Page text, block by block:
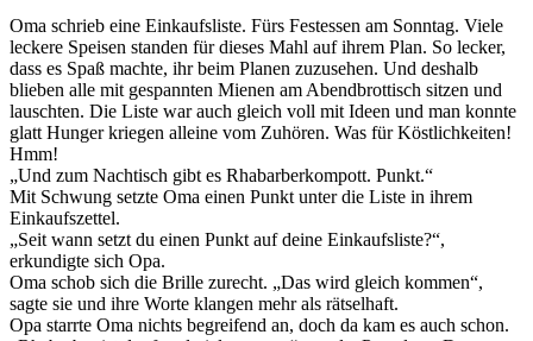
Oma schrieb eine Einkaufsliste. Fürs Festessen am Sonntag. Viele
leckere Speisen standen für dieses Mahl auf ihrem Plan. So lecker,
dass es Spaß machte, ihr beim Planen zuzusehen. Und deshalb
blieben alle mit gespannten Mienen am Abendbrottisch sitzen und
lauschten. Die Liste war auch gleich voll mit Ideen und man konnte
glatt Hunger kriegen alleine vom Zuhören. Was für Köstlichkeiten!
Hmm!
„Und zum Nachtisch gibt es Rhabarberkompott. Punkt.“
Mit Schwung setzte Oma einen Punkt unter die Liste in ihrem
Einkaufszettel.
„Seit wann setzt du einen Punkt auf deine Einkaufsliste?“,
erkundigte sich Opa.
Oma schob sich die Brille zurecht. „Das wird gleich kommen“,
sagte sie und ihre Worte klangen mehr als rätselhaft.
Opa starrte Oma nichts begreifend an, doch da kam es auch schon.